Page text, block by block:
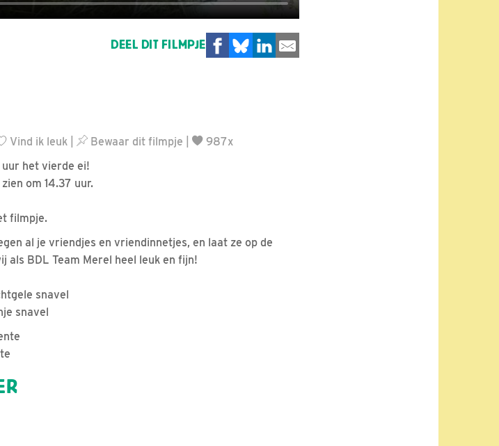
DEEL DIT FILMPJE
Vind ik leuk Bewaar dit filmpje
987x
uur het vierde ei!
om 14.37 uur.
filmpje.
al je vriendjes en vriendinnetjes, en laat ze op de
als BDL Team Merel heel leuk en fijn!
snavel
snavel
Lente